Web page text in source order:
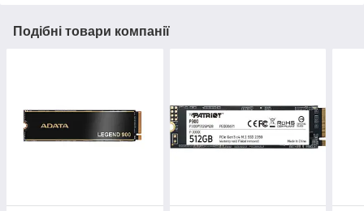
Подібні товари компанії